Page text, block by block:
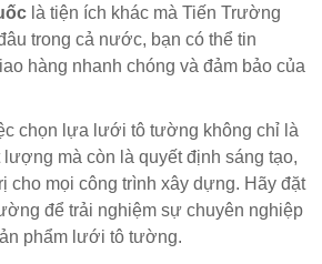
là tiện ích khác mà Tiến Trường
trong cả nước, bạn có thể tin
hàng nhanh chóng và đảm bảo của
chọn lựa lưới tô tường không chỉ là
mà còn là quyết định sáng tạo,
cho mọi công trình xây dựng. Hãy đặt
để trải nghiệm sự chuyên nghiệp
phẩm lưới tô tường.